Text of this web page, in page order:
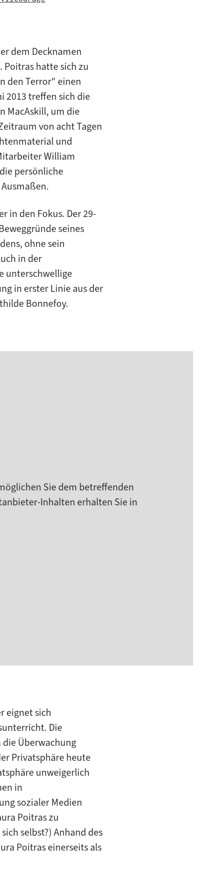
dem Decknamen
hatte sich zu
den Terror" einen
2013 treffen sich die
MacAskill, um die
von acht Tagen
und
William
persönliche
in den Fokus. Der 29-
seines
ohne sein
in der
unterschwellige
in erster Linie aus der
Bonnefoy.
Sie dem betreffenden
Inhalten erhalten Sie in
eignet sich
Die
Überwachung
Privatsphäre heute
unweigerlich
in
sozialer Medien
Poitras zu
selbst?) Anhand des
Poitras einerseits als